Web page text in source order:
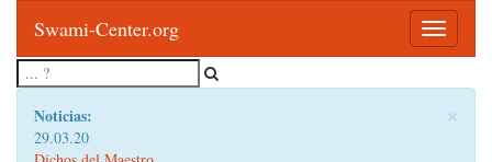
Toggle
Swami-Center.org
×
Noticias:
29.03.20